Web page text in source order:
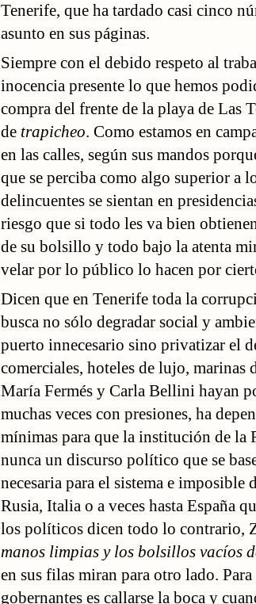
Tenerife, que ha tardado casi cinco
asunto en sus páginas.
Siempre con el debido respeto al
inocencia presente lo que hemos
compra del frente de la playa de Las
de trapicheo. Como estamos en
en las calles, según sus mandos
que se perciba como algo superior a
delincuentes se sientan en
riesgo que si todo les va bien
de su bolsillo y todo bajo la atenta
velar por lo público lo hacen por
Dicen que en Tenerife toda la
busca no sólo degradar social y
puerto innecesario sino privatizar el
comerciales, hoteles de lujo, marinas
María Fermés y Carla Bellini hayan
muchas veces con presiones, ha
mínimas para que la institución de
nunca un discurso político que se
necesaria para el sistema e
Rusia, Italia o a veces hasta España
los políticos dicen todo lo contrario,
manos limpias y los bolsillos vacíos
en sus filas miran para otro lado.
gobernantes es callarse la boca y